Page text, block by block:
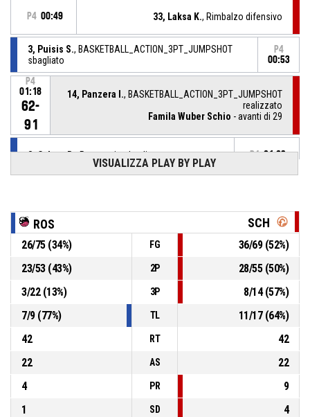
P4 00:49 33, Laksa K., Rimbalzo difensivo
3, Puisis S., BASKETBALL_ACTION_3PT_JUMPSHOT
sbagliato
P4
00:53
P4
01:18
62-
91
14, Panzera I., BASKETBALL_ACTION_3PT_JUMPSHOT
realizzato
Famila Wuber Schio - avanti di 29
8, Caloro B., Passaggio sbagliato P4 01:23
13, Verlasevic Brcaninovic M.
BASKETBALL_ACTION_3PT_JUMPSHOT sbagliato
P4
01:33
5, Lucantoni L. , Rimbalzo difensivo P4 01:41
01:44
BASKETBALL_ACTION_3PT_JUMPSHOT sbagliato
VISUALIZZA PLAY BY PLAY
ROS SCH
26/75(34%) FG 36/69(52%)
23/53(43%) 2P 28/55(50%)
3/22(13%) 3P 8/14(57%)
7/9(77%) TL 11/17(64%)
42
RT
42
22
AS
22
4
PR
9
1
SD
4